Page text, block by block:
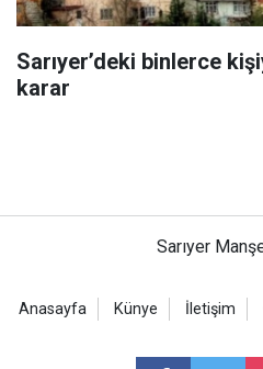
Sarıyer’deki binlerce
karar
Sarıyer
Anasayfa Künye İletişim